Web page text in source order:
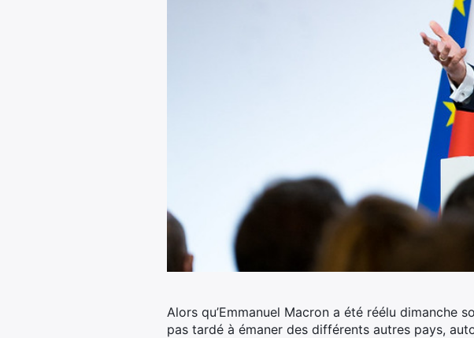
Alors qu’Emmanuel Macron a été réélu dimanche
pas tardé à émaner des différents autres pays,